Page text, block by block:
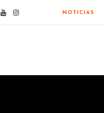
NOTICIAS